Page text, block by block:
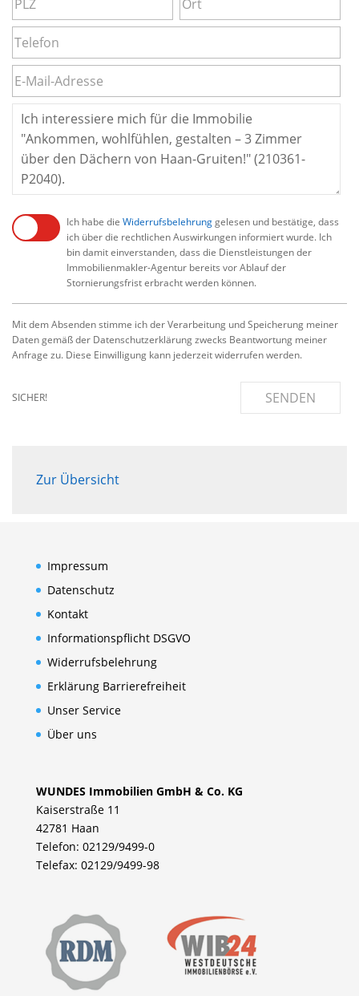
Ich habe die Widerrufsbelehrunggelesen und bestätige, dass
ich über die rechtlichen Auswirkungen informiert wurde. Ich
bin damit einverstanden, dass die Dienstleistungen der
Immobilienmakler-Agentur bereits vor Ablauf der
Stornierungsfrist erbracht werden können.
Mit dem Absenden stimme ich der Verarbeitung und Speicherung meiner
Daten gemäß der Datenschutzerklärung zwecks Beantwortung meiner
Anfrage zu. Diese Einwilligung kann jederzeit widerrufen werden.
SICHER! SENDEN
Zur Übersicht
Impressum
Datenschutz
Kontakt
Informationspflicht DSGVO
Widerrufsbelehrung
Erklärung Barrierefreiheit
Unser Service
Über uns
WUNDES Immobilien GmbH & Co. KG
Kaiserstraße 11
42781 Haan
Telefon: 02129/9499-0
Telefax: 02129/9499-98